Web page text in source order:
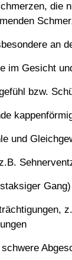
die
an
im Gesicht
bzw.
und
Gang)